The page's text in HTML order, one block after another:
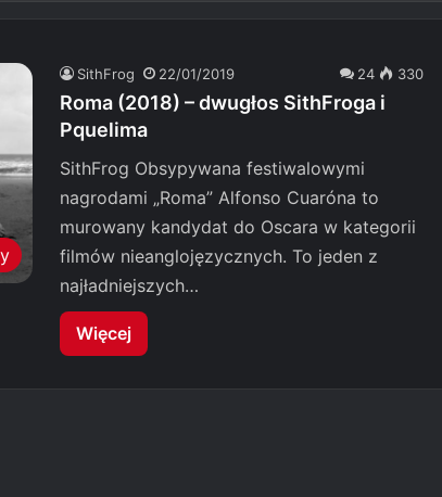
SithFrog 22/01/2019 24 330
Roma (2018) – dwugłos SithFroga i
Pquelima
SithFrog Obsypywana festiwalowymi
nagrodami „Roma” Alfonso Cuaróna to
murowany kandydat do Oscara w kategorii
filmów nieanglojęzycznych. To jeden z
najładniejszych…
Więcej